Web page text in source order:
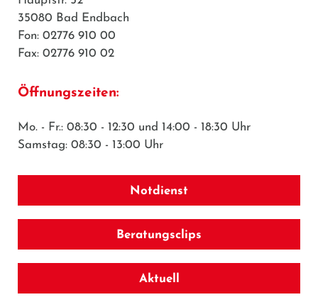
35080 Bad Endbach
Fon: 02776 910 00
Fax: 02776 910 02
Öffnungszeiten:
Mo. - Fr.: 08:30 - 12:30 und 14:00 - 18:30 Uhr
Samstag: 08:30 - 13:00 Uhr
Notdienst
Beratungsclips
Aktuell